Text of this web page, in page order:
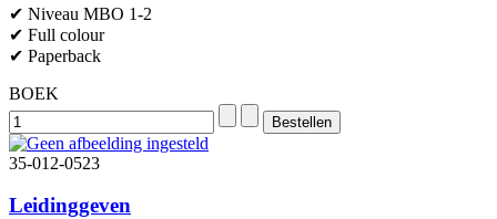
✔ Niveau MBO 1-2
✔ Full colour
✔ Paperback
BOEK
35-012-0523
Leidinggeven